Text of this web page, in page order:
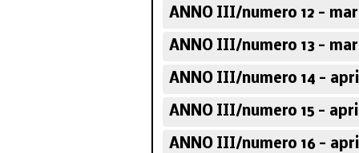
ANNO III/numero 12 -
ANNO III/numero 13 -
ANNO III/numero 14 -
ANNO III/numero 15 -
ANNO III/numero 16 -